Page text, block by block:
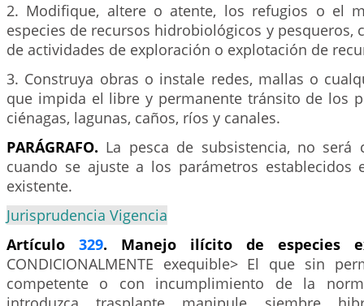
2. Modifique, altere o atente, los refugios o el
especies de recursos hidrobiológicos y pesqueros,
de actividades de exploración o explotación de
3. Construya obras o instale redes, mallas o
que impida el libre y permanente tránsito de los
ciénagas, lagunas, caños, ríos y canales.
PARÁGRAFO. La pesca de subsistencia, no será
cuando se ajuste a los parámetros establecidos
existente.
Jurisprudencia Vigencia
Artículo 329. Manejo ilícito de especies
CONDICIONALMENTE exequible> El que sin
competente o con incumplimiento de la